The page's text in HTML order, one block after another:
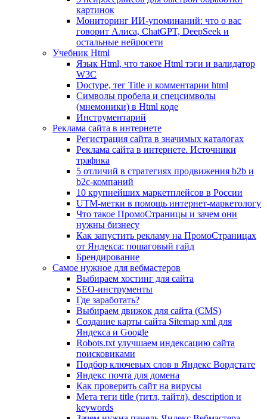
картинок
Мониторинг ИИ-упоминаний: что о вас
говорит Алиса, ChatGPT, DeepSeek и
остальные нейросети
Учебник Html
Язык Html, что такое Html тэги и валидатор
W3C
Doctype, тег Title и комментарии html
Символы пробела и спецсимволы
(мнемоники) в Html коде
Инструментарий
Реклама сайта в интернете
Регистрация сайта в значимых каталогах
Реклама сайта в интернете. Источники
трафика
5 отличий в стратегиях продвижения b2b и
b2c-компаний
10 крупнейших маркетплейсов в России
UTM-метки в помощь интернет-маркетологу
Что такое ПромоСтраницы и зачем они
нужны бизнесу
Как запустить рекламу на ПромоСтраницах
от Яндекса: пошаговый гайд
Брендирование
Самое нужное для вебмастеров
Выбираем хостинг для сайта
SEO-инструменты
Где заработать?
Выбираем движок для сайта (CMS)
Создание карты сайта Sitemap xml для
Яндекса и Google
Robots.txt улучшаем индексацию сайта
поисковиками
Подбор ключевых слов в Яндекс Вордстате
Яндекс почта для домена
Как проверить сайт на вирусы
Мета теги title (титл, тайтл), description и
keywords